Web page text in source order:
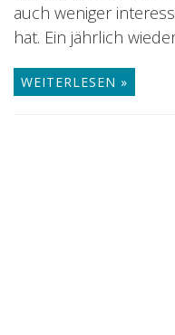
auch weniger
hat. Ein jährlich
WEITERLESEN »